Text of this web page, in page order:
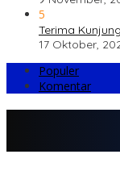
5
Terima
17 Oktober,
Populer
Komentar